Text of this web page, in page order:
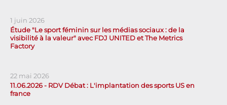
1 juin 2026
Étude "Le sport féminin sur les médias sociaux : de la
visibilité à la valeur" avec FDJ UNITED et The Metrics
Factory
22 mai 2026
11.06.2026 - RDV Débat : L'implantation des sports US en
france